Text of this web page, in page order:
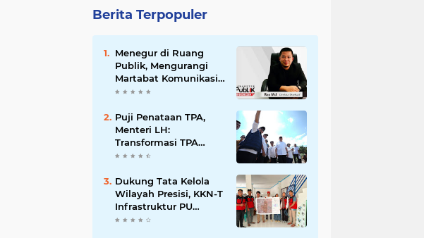
Berita Terpopuler
Menegur di Ruang
Publik, Mengurangi
Martabat Komunikasi
Pemerintahan
Puji Penataan TPA,
Menteri LH:
Transformasi TPA
Tamangapa Makassar
Nasional
Dukung Tata Kelola
Wilayah Presisi, KKN-T
Infrastruktur PU
Unhas Gel. 116